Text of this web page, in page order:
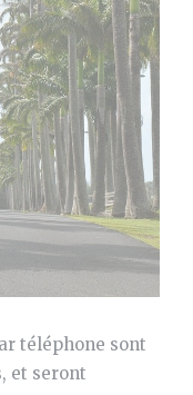
téléphone sont
et seront